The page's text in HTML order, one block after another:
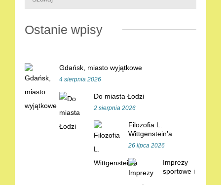
Ostanie wpisy
Gdańsk, miasto wyjątkowe
4 sierpnia 2026
Do miasta Łodzi
2 sierpnia 2026
Filozofia L.
Wittgenstein’a
26 lipca 2026
Imprezy
sportowe i